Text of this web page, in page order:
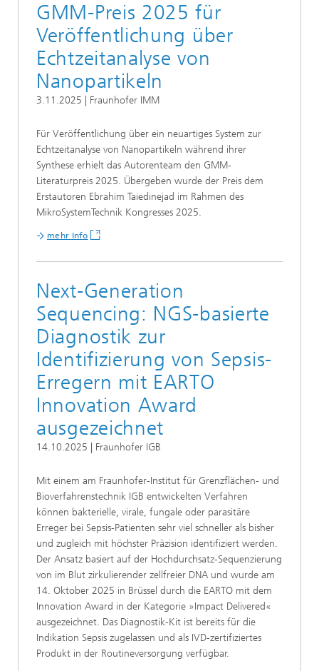
GMM-Preis 2025 für
Veröffentlichung über
Echtzeitanalyse von
Nanopartikeln
3.11.2025 | Fraunhofer IMM
Für Veröffentlichung über ein neuartiges System zur
Echtzeitanalyse von Nanopartikeln während ihrer
Synthese erhielt das Autorenteam den GMM-
Literaturpreis 2025. Übergeben wurde der Preis dem
Erstautoren Ebrahim Taiedinejad im Rahmen des
MikroSystemTechnik Kongresses 2025.
mehr Info
Next-Generation
Sequencing: NGS-basierte
Diagnostik zur
Identifizierung von Sepsis-
Erregern mit EARTO
Innovation Award
ausgezeichnet
14.10.2025 | Fraunhofer IGB
Mit einem am Fraunhofer-Institut für Grenzflächen- und
Bioverfahrenstechnik IGB entwickelten Verfahren
können bakterielle, virale, fungale oder parasitäre
Erreger bei Sepsis-Patienten sehr viel schneller als bisher
und zugleich mit höchster Präzision identifiziert werden.
Der Ansatz basiert auf der Hochdurchsatz-Sequenzierung
von im Blut zirkulierender zellfreier DNA und wurde am
14. Oktober 2025 in Brüssel durch die EARTO mit dem
Innovation Award in der Kategorie »Impact Delivered«
ausgezeichnet. Das Diagnostik-Kit ist bereits für die
Indikation Sepsis zugelassen und als IVD-zertifiziertes
Produkt in der Routineversorgung verfügbar.